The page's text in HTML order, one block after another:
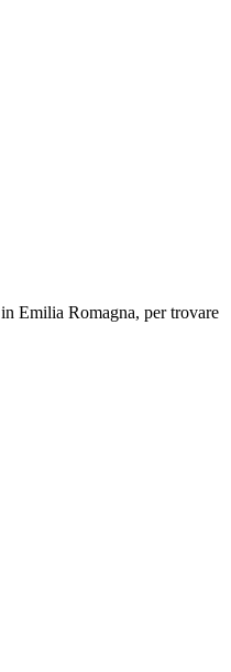
in Emilia Romagna, per trovare